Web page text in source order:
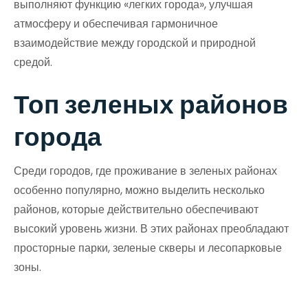
выполняют функцию «легких города», улучшая
атмосферу и обеспечивая гармоничное
взаимодействие между городской и природной
средой.
Топ зеленых районов
города
Среди городов, где проживание в зеленых районах
особенно популярно, можно выделить несколько
районов, которые действительно обеспечивают
высокий уровень жизни. В этих районах преобладают
просторные парки, зеленые скверы и лесопарковые
зоны.